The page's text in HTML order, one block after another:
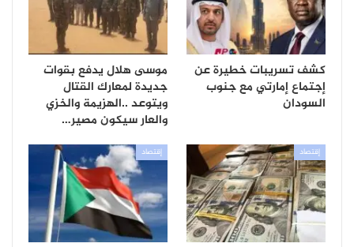
كشف تسريبات خطيرة عن
إجتماع إمارتي مع جنوب
السودان
موسى هلال يدفع بقوات
جديدة لمعارك القتال
ويتوعد ..الهزيمة والخزي
والعار سيكون مصير…
إقتصاد إقتصاد